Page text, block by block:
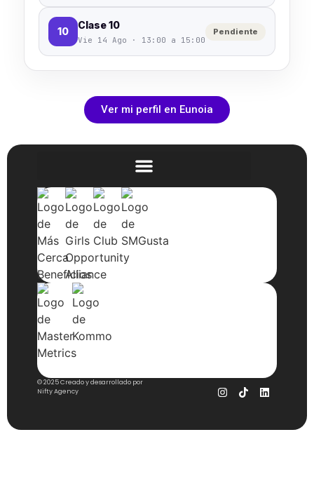
10
Clase 10
Vie 14 Ago · 13:00 a 15:00
Pendiente
Ver mi perfil en Eunoia
© 2025 Creado y desarrollado por
Nifty Agency